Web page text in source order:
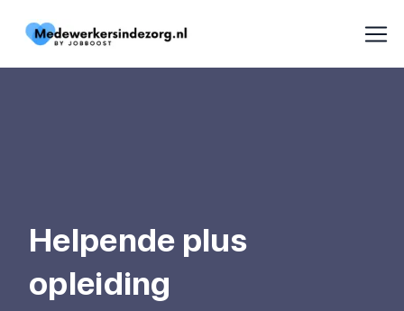
Helpende plus
opleiding